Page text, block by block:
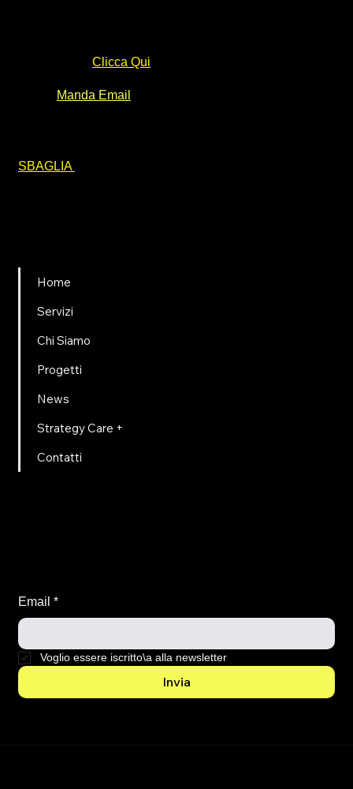
Clicca Qui
Manda Email
SBAGLIA
Home
Servizi
Chi Siamo
Progetti
News
Strategy Care +
Contatti
Email *
Voglio essere iscritto\a alla newsletter
Invia